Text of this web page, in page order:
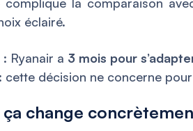
éclairé.
Ryanair a 3 mois pour
cette décision ne concerne
ça change